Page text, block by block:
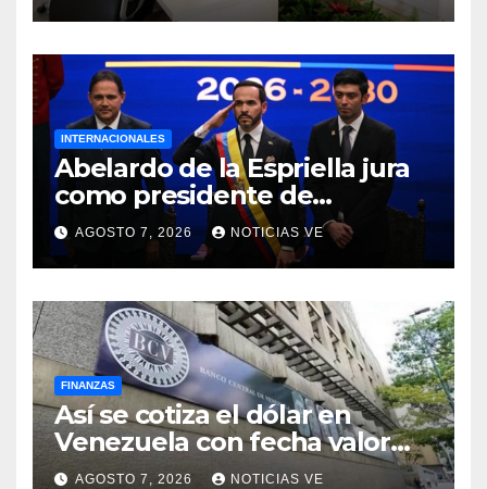
INTERNACIONALES
Abelardo de la Espriella jura
como presidente de
Colombia para el periodo
2026-2030
AGOSTO 7, 2026 NOTICIAS VE
FINANZAS
Así se cotiza el dólar en
Venezuela con fecha valor
lunes 10 de agosto de 2026
AGOSTO 7, 2026 NOTICIAS VE